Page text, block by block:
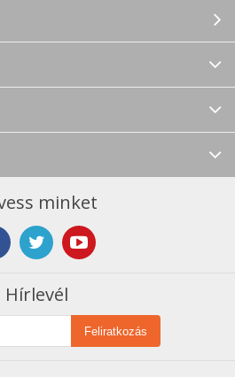
minket
Hírlevél
Feliratkozás